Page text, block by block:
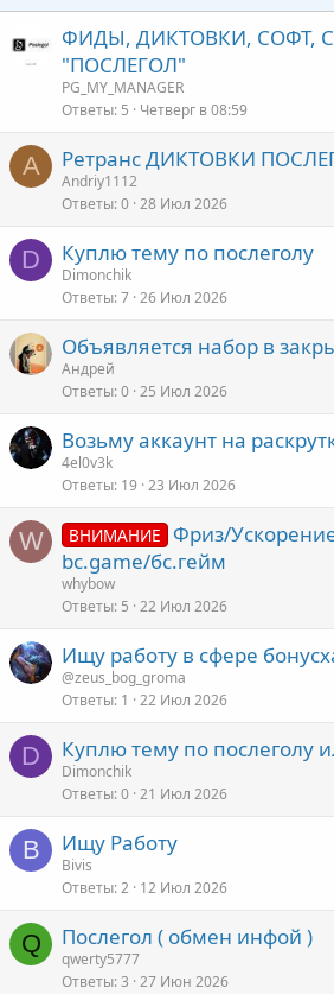
ФИДЫ, ДИКТОВКИ, СОФТ,
"ПОСЛЕГОЛ"
PG_MY_MANAGER
Ответы 5 Четверг в 08:59
A Ретранс ДИКТОВКИ
Andriy1112
Ответы 0 28 Июл 2026
D Куплю тему по послеголу
Dimonchik
Ответы 7 26 Июл 2026
Объявляется набор в
Андрей
Ответы 0 25 Июл 2026
Возьму аккаунт на
4el0v3k
Ответы 19 23 Июл 2026
W ВНИМАНИЕ
Фриз/
bc.game/бс.гейм
whybow
Ответы 5 22 Июл 2026
Ищу работу в сфере
@zeus_bog_groma
Ответы 1 22 Июл 2026
D Куплю тему по послеголу
Dimonchik
Ответы 0 21 Июл 2026
B Ищу Работу
Bivis
Ответы 2 12 Июл 2026
Q Послегол ( oбмeн инфой )
qwerty5777
Ответы 3 27 Июн 2026